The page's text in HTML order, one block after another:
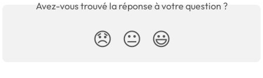
Avez-vous trouvé la réponse à votre question ?
😞 😐 😃